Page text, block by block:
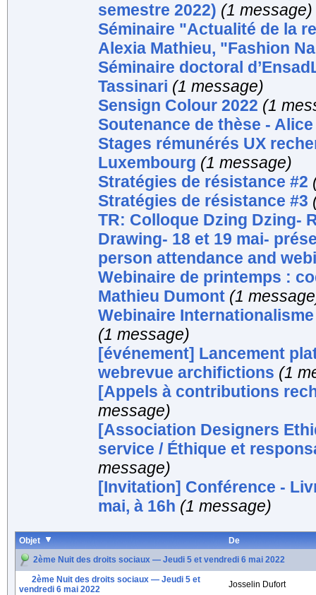
semestre 2022) (1 message)
Séminaire "Actualité de la
Alexia Mathieu, "Fashion
Séminaire doctoral
Tassinari (1 message)
Sensign Colour 2022 (1
Soutenance de thèse -
Stages rémunérés UX
Luxembourg (1 message)
Stratégies de résistance #2
Stratégies de résistance #3
TR: Colloque Dzing Dzing-
Drawing- 18 et 19 mai-
person attendance and
Webinaire de printemps :
Mathieu Dumont (1
Webinaire
(1 message)
[événement] Lancement
webrevue archifictions (1
[Appels à contributions
message)
[Association Designers
service / Éthique et
message)
[Invitation] Conférence -
mai, à 16h (1 message)
Objet
De
2ème Nuit des droits sociaux — Jeudi 5 et vendredi 6 mai 2022
2ème Nuit des droits sociaux — Jeudi 5 et
vendredi 6 mai 2022
Josselin Dufort